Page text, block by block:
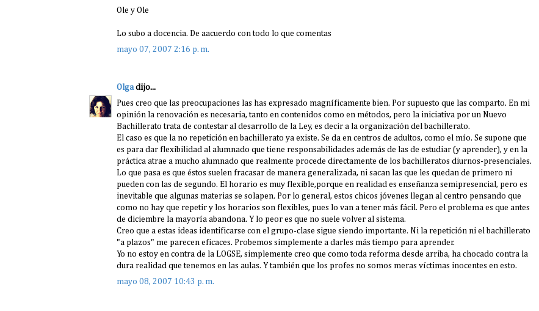
Ole y Ole
Lo subo a docencia. De aacuerdo con todo lo que comentas
mayo 07, 2007 2:16 p. m.
Olgadijo...
Pues creo que las preocupaciones las has expresado magníficamente bien. Por supuesto que las comparto. En mi
opinión la renovación es necesaria, tanto en contenidos como en métodos, pero la iniciativa por un Nuevo
Bachillerato trata de contestar al desarrollo de la Ley, es decir a la organización del bachillerato.
El caso es que la no repetición en bachillerato ya existe. Se da en centros de adultos, como el mío. Se supone que
es para dar flexibilidad al alumnado que tiene responsabilidades además de las de estudiar (y aprender), y en la
práctica atrae a mucho alumnado que realmente procede directamente de los bachilleratos diurnos-presenciales.
Lo que pasa es que éstos suelen fracasar de manera generalizada, ni sacan las que les quedan de primero ni
pueden con las de segundo. El horario es muy flexible,porque en realidad es enseñanza semipresencial, pero es
inevitable que algunas materias se solapen. Por lo general, estos chicos jóvenes llegan al centro pensando que
como no hay que repetir y los horarios son flexibles, pues lo van a tener más fácil. Pero el problema es que antes
de diciembre la mayoría abandona. Y lo peor es que no suele volver al sistema.
Creo que a estas ideas identificarse con el grupo-clase sigue siendo importante. Ni la repetición ni el bachillerato
"a plazos" me parecen eficaces. Probemos simplemente a darles más tiempo para aprender.
Yo no estoy en contra de la LOGSE, simplemente creo que como toda reforma desde arriba, ha chocado contra la
dura realidad que tenemos en las aulas. Y también que los profes no somos meras víctimas inocentes en esto.
mayo 08, 2007 10:43 p. m.